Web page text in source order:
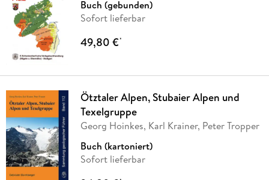
Buch (gebunden)
Sofort lieferbar
49,80 €*
Ötztaler Alpen, Stubaier Alpen und
Texelgruppe
Georg Hoinkes, Karl Krainer, Peter Tropper
Buch (kartoniert)
Sofort lieferbar